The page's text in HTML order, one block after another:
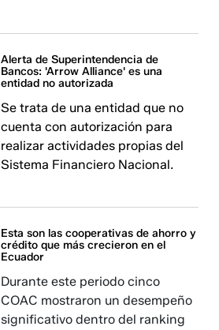
Alerta de Superintendencia de
Bancos: 'Arrow Alliance' es una
entidad no autorizada
Se trata de una entidad que no
cuenta con autorización para
realizar actividades propias del
Sistema Financiero Nacional.
Esta son las cooperativas de ahorro y
crédito que más crecieron en el
Ecuador
Durante este periodo cinco
COAC mostraron un desempeño
significativo dentro del ranking